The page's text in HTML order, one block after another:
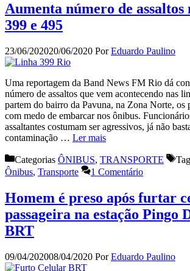
Aumenta número de assaltos
399 e 495
23/06/202020/06/2020 PorEduardo Paulino
Uma reportagem da Band News FM Rio dá
número de assaltos que vem acontecendo nas
partem do bairro da Pavuna, na Zona Norte, os
com medo de embarcar nos ônibus.
assaltantes costumam ser agressivos, já não
contaminação … Ler mais
Categorias ÔNIBUS, TRANSPORTE
Ônibus, Transporte 1 Comentário
Homem é preso após furtar
passageira na estação Pingo
BRT
09/04/202008/04/2020 PorEduardo Paulino